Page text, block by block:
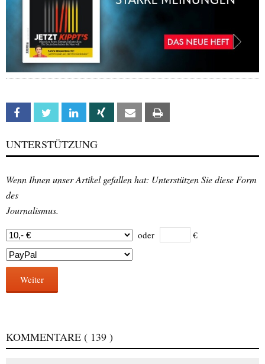
Facebook Twitter Linkedin Xing Email
UNTERSTÜTZUNG
Wenn Ihnen unser Artikel gefallen hat: Unterstützen Sie diese Form
des
Journalismus.
oder €
Weiter
KOMMENTARE ( 139 )